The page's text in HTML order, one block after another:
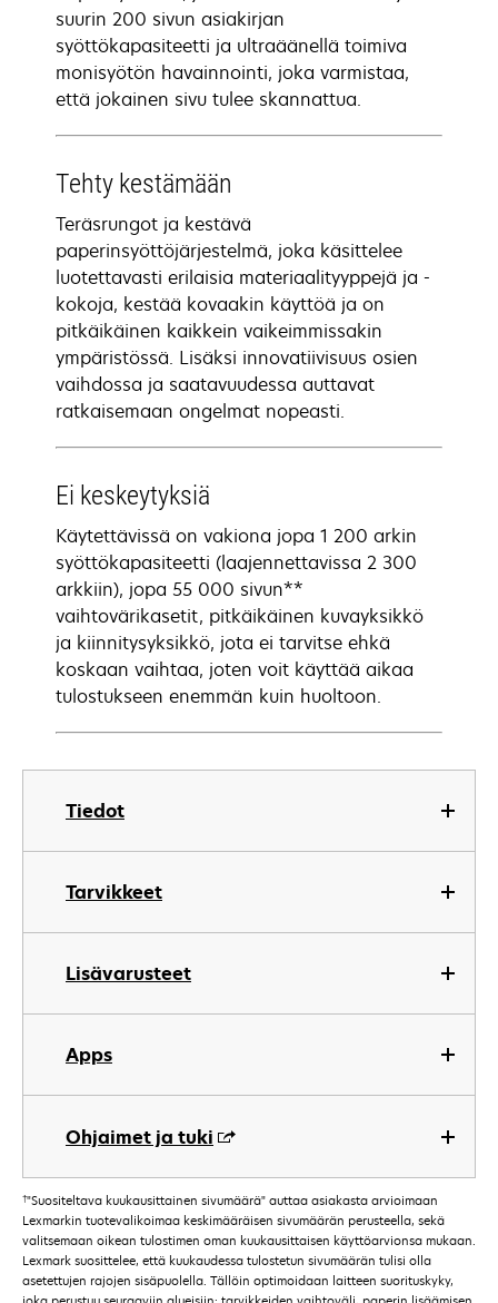
Tiedot
Tarvikkeet
Lisävarusteet
Apps
Ohjaimet ja tuki
suurin 200 sivun asiakirjan
syöttökapasiteetti ja ultraäänellä toimiva
monisyötön havainnointi, joka varmistaa,
että jokainen sivu tulee skannattua.
Tehty kestämään
Teräsrungot ja kestävä
paperinsyöttöjärjestelmä, joka käsittelee
luotettavasti erilaisia materiaalityyppejä ja -
kokoja, kestää kovaakin käyttöä ja on
pitkäikäinen kaikkein vaikeimmissakin
ympäristössä. Lisäksi innovatiivisuus osien
vaihdossa ja saatavuudessa auttavat
ratkaisemaan ongelmat nopeasti.
Ei keskeytyksiä
Käytettävissä on vakiona jopa 1 200 arkin
syöttökapasiteetti (laajennettavissa 2 300
arkkiin), jopa 55 000 sivun**
vaihtovärikasetit, pitkäikäinen kuvayksikkö
ja kiinnitysyksikkö, jota ei tarvitse ehkä
koskaan vaihtaa, joten voit käyttää aikaa
tulostukseen enemmän kuin huoltoon.
†"Suositeltava kuukausittainen sivumäärä" auttaa asiakasta arvioimaan
Lexmarkin tuotevalikoimaa keskimääräisen sivumäärän perusteella, sekä
valitsemaan oikean tulostimen oman kuukausittaisen käyttöarvionsa mukaan.
Lexmark suosittelee, että kuukaudessa tulostetun sivumäärän tulisi olla
asetettujen rajojen sisäpuolella. Tällöin optimoidaan laitteen suorituskyky,